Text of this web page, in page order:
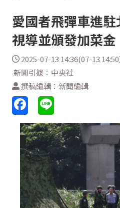
愛國者飛彈車進
視導並頒發加菜金
2025-07-13 14:36(07-13
新聞引據：中央社
撰稿編輯：新聞編輯